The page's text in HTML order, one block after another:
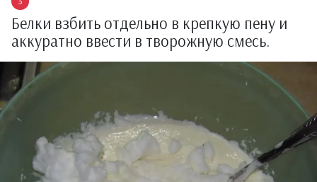
Белки взбить отдельно в крепкую пену и
аккуратно ввести в творожную смесь.